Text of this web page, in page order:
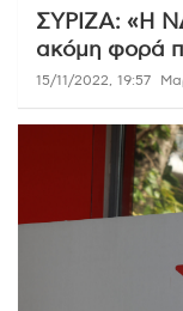
ΣΥΡΙΖΑ: «Η
ακόμη φορά
15/11/2022, 19:57